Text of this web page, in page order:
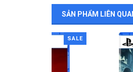
SẢN PHẨM LIÊN